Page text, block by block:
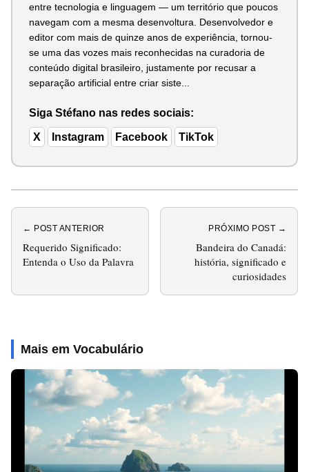
entre tecnologia e linguagem — um território que poucos
navegam com a mesma desenvoltura. Desenvolvedor e
editor com mais de quinze anos de experiência, tornou-
se uma das vozes mais reconhecidas na curadoria de
conteúdo digital brasileiro, justamente por recusar a
separação artificial entre criar siste...
Siga Stéfano nas redes sociais:
X Instagram Facebook TikTok
← POST ANTERIOR
Requerido Significado:
Entenda o Uso da Palavra
PRÓXIMO POST →
Bandeira do Canadá:
história, significado e
curiosidades
Mais em Vocabulário